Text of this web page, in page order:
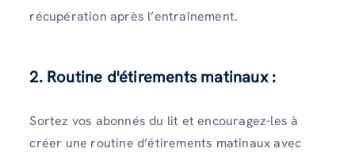
récupération après l’entraînement.
2. Routine d'étirements matinaux :
Sortez vos abonnés du lit et encouragez-les à
créer une routine d’étirements matinaux avec